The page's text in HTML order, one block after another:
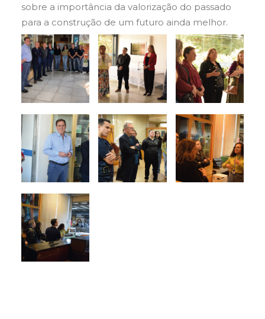
sobre a importância da valorização do passado
para a construção de um futuro ainda melhor.